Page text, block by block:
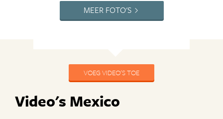
MEER FOTO'S
VOEG VIDEO'S TOE
Video's Mexico